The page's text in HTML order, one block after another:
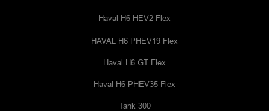
Haval H6 HEV2 Flex
HAVAL H6 PHEV19 Flex
Haval H6 GT Flex
Haval H6 PHEV35 Flex
Tank 300